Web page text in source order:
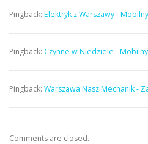
Pingback: Elektryk z Warszawy -
Pingback: Czynne w Niedziele -
Pingback: Warszawa Nasz Mechanik -
Comments are closed.